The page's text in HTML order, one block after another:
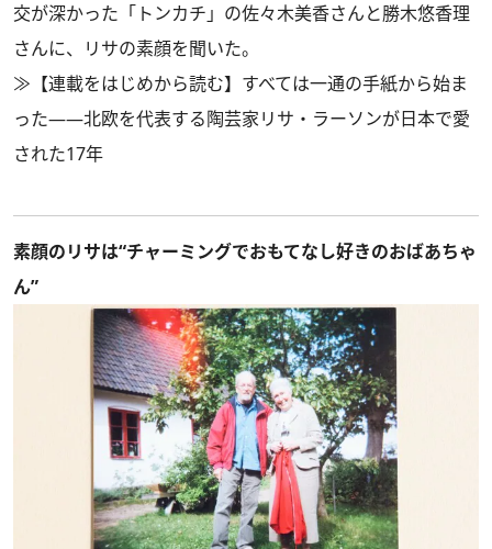
交が深かった「トンカチ」の佐々木美香さんと勝木悠香理
さんに、リサの素顔を聞いた。
≫ 【連載をはじめから読む】すべては一通の手紙から始ま
った——北欧を代表する陶芸家リサ・ラーソンが日本で愛
された17年
素顔のリサは“チャーミングでおもてなし好きのおばあちゃ
ん”